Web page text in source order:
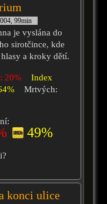
99min
je vyslána do
sirotčince, kde
a kroky dětí.
20%
Index
Mrtvých:
49%
konci ulice